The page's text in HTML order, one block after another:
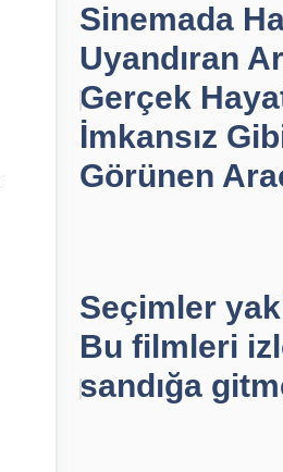
Sinemada
Uyandıran
Gerçek
İmkansız
Görünen
Seçimler
Bu filmleri
sandığa